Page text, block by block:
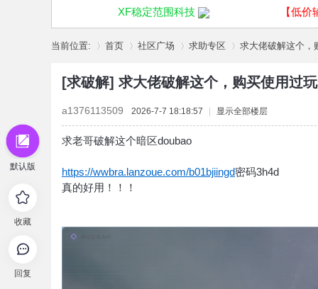
XF稳定范围科技 【低
当前位置:
»
首页 社区广场
›
求助专区
›
求大佬破解这个，
默认版
收藏
回复
[求破解] 求大佬破解这个，购买使用过
a1376113509 2026-7-7 18:18:57 显示全部楼层
求老哥破解这个暗区doubao
https://wwbra.lanzoue.com/b01bjiingd密码3h4d
真的好用！！！